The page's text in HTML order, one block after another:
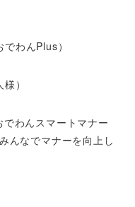
わんPlus）
）
わんスマートマナー
んなでマナーを向上し